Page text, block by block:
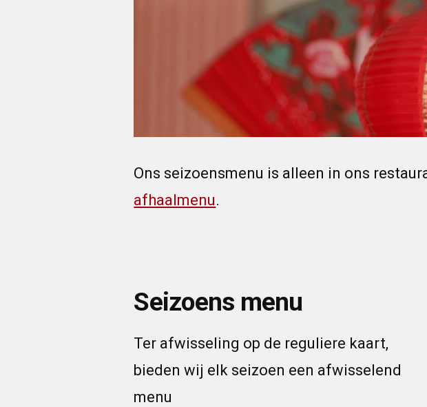
Ons seizoensmenu is alleen in ons
afhaalmenu.
Seizoens menu
Ter afwisseling op de reguliere kaart,
bieden wij elk seizoen een afwisselend
menu